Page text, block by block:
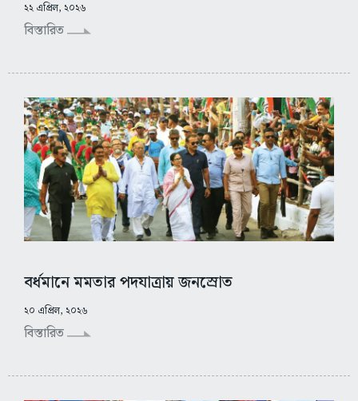
২২ এপ্রিল, ২০২৬
বিস্তারিত
বর্ধমানে মমতার পদযাত্রায় জনস্রোত
২০ এপ্রিল, ২০২৬
বিস্তারিত